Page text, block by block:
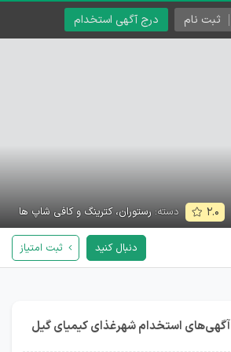
درج آگهی استخدام ثبت نام
۲.۰ دسته: رستوران، کترینگ و کافی شاپ ها
دنبال کنید ثبت امتیاز
آگهی‌های استخدام شهرغذای کیمیای گیل